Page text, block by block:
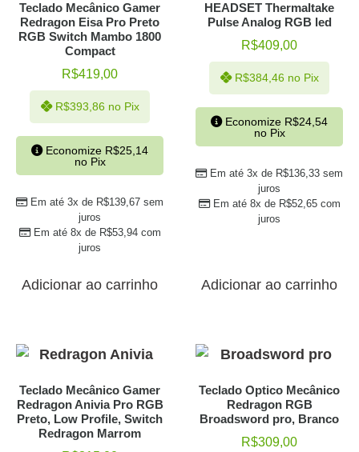
Teclado Mecânico Gamer
Redragon Eisa Pro Preto
RGB Switch Mambo 1800
Compact
R$419,00
Em até 3x de R$139,67 sem
juros
Em até 8x de R$53,94com
juros
R$393,86 no Pix
Economize R$25,14
no Pix
Adicionar ao carrinho
HEADSET Thermaltake
Pulse Analog RGB led
R$409,00
Em até 3x de R$136,33 sem
juros
Em até 8x de R$52,65com
juros
R$384,46 no Pix
Economize R$24,54
no Pix
Adicionar ao carrinho
Teclado Mecânico Gamer
Redragon Anivia Pro RGB
Preto, Low Profile, Switch
Redragon Marrom
Teclado Optico Mecânico
Redragon RGB
Broadsword pro, Branco
R$309,00